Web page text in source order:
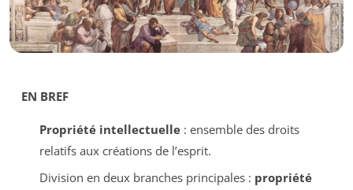
EN BREF
Propriété intellectuelle: ensemble des droits
relatifs aux créations de l’esprit.
Division en deux branches principales : propriété